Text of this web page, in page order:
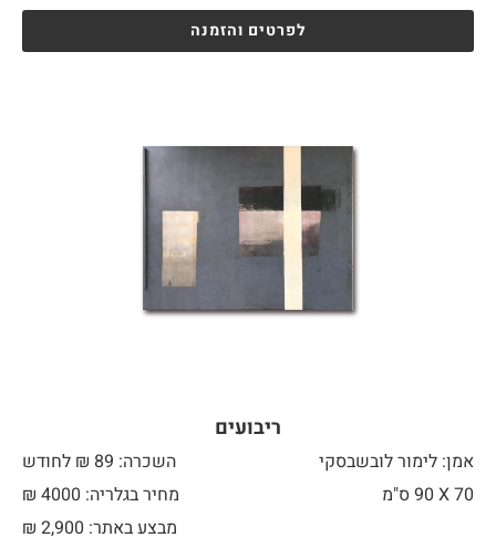
לפרטים והזמנה
ריבועים
אמן: לימור לובשבסקי
השכרה: 89 ₪ לחודש
70 X
מחיר בגלריה: 4000 ₪
מבצע באתר:
₪ 2,900